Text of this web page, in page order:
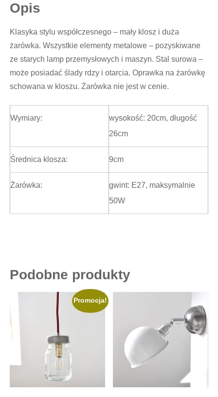
Opis
Klasyka stylu współczesnego – mały klosz i duża
żarówka. Wszystkie elementy metalowe – pozyskiwane
ze starych lamp przemysłowych i maszyn. Stal surowa –
może posiadać ślady rdzy i otarcia. Oprawka na żarówkę
schowana w kloszu. Żarówka nie jest w cenie.
Wymiary:
wysokość: 20cm, długość
26cm
Średnica klosza: 9cm
Żarówka:
gwint: E27, maksymalnie
50W
Podobne produkty
Promocja!